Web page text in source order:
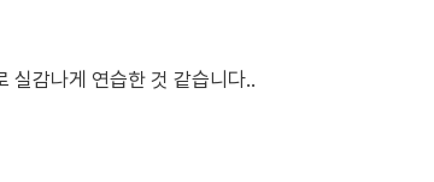
실감나게 연습한 것 같습니다..